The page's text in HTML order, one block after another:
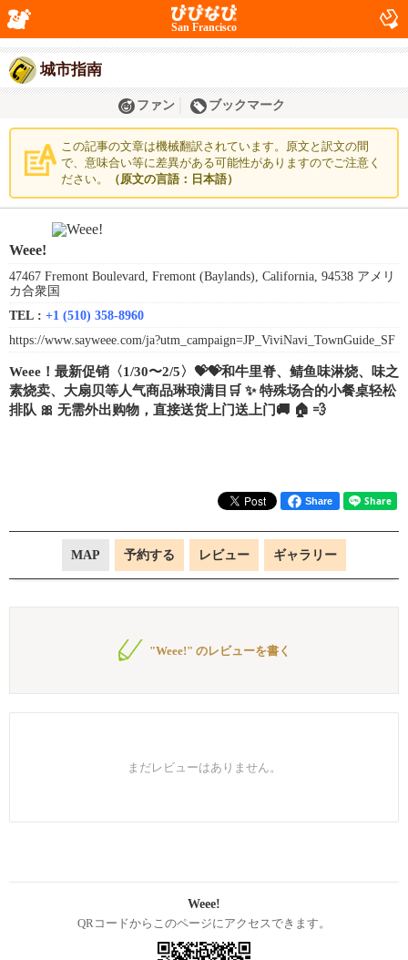
San Francisco
城市指南
ファン ブックマーク
この記事の文章は機械翻訳されています。原文と訳文の間
で、意味合い等に差異がある可能性がありますのでご注意く
ださい。
（原文の言語：日本語）
Weee!
47467 Fremont Boulevard, Fremont (Baylands), California, 94538 アメリ
カ合衆国
TEL : +1 (510) 358-8960
https://www.sayweee.com/ja?utm_campaign=JP_ViviNavi_TownGuide_SF
Weee！最新促销〈1/30〜2/5〉💝💝和牛里脊、鲭鱼味淋烧、味之
素烧卖、大扇贝等人气商品琳琅满目🛒 ✨ 特殊场合的小餐桌轻松
排队 🎀 无需外出购物，直接送货上门送上门🚚 🏠 💨
Share
MAP 予約する レビュー ギャラリー
"Weee!" のレビューを書く
まだレビューはありません。
Weee!
QRコードからこのページにアクセスできます。